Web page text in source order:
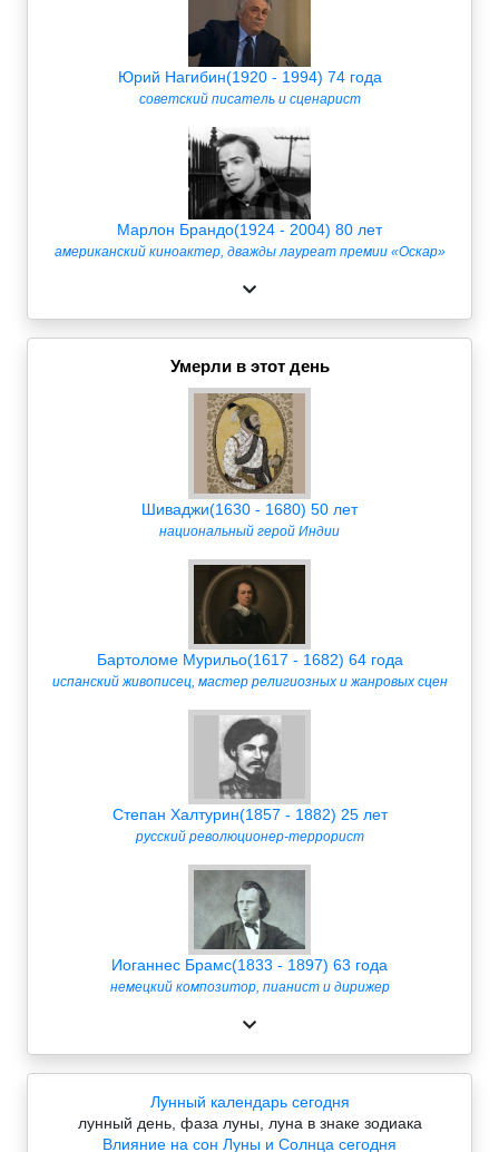
Юрий Нагибин(1920 - 1994) 74 года
советский писатель и сценарист
Марлон Брандо(1924 - 2004) 80 лет
американский киноактер, дважды лауреат премии «Оскар»
Умерли в этот день
Шиваджи(1630 - 1680) 50 лет
национальный герой Индии
Бартоломе Мурильо(1617 - 1682) 64 года
испанский живописец, мастер религиозных и жанровых сцен
Степан Халтурин(1857 - 1882) 25 лет
русский революционер-террорист
Иоганнес Брамс(1833 - 1897) 63 года
немецкий композитор, пианист и дирижер
Лунный календарь сегодня
лунный день, фаза луны, луна в знаке зодиака
Влияние на сон Луны и Солнца сегодня